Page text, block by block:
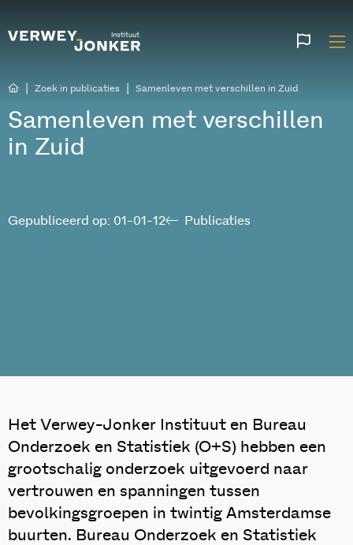
Zoek in publicaties Samenleven met verschillen in Zuid
Samenleven met verschillen
in Zuid
Publicaties
Gepubliceerd op: 01-01-12
Het Verwey-Jonker Instituut en Bureau
Onderzoek en Statistiek (O+S) hebben een
grootschalig onderzoek uitgevoerd naar
vertrouwen en spanningen tussen
bevolkingsgroepen in twintig Amsterdamse
buurten. Bureau Onderzoek en Statistiek